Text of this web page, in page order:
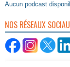
Aucun podcast
NOS RÉSEAUX